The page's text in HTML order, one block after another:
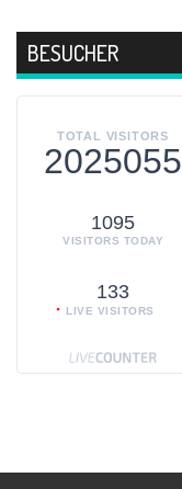
BESUCHER
TOTAL VISITORS
2025055
1095
VISITORS TODAY
133
LIVE VISITORS